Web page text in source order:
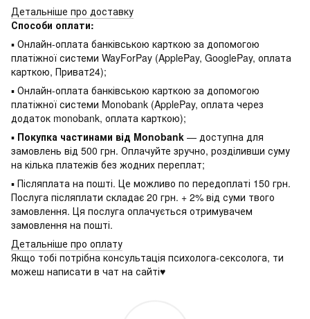
Детальніше про доставку
Способи оплати:
▪ Онлайн-оплата банківською карткою за допомогою
платіжної системи WayForPay (ApplePay, GooglePay, оплата
карткою, Приват24);
▪ Онлайн-оплата банківською карткою за допомогою
платіжної системи Monobank (ApplePay, оплата через
додаток monobank, оплата карткою);
▪ Покупка частинами від Monobank — доступна для
замовлень від 500 грн. Оплачуйте зручно, розділивши суму
на кілька платежів без жодних переплат;
▪ Післяплата на пошті. Це можливо по передоплаті 150 грн.
Послуга післяплати складає 20 грн. + 2% від суми твого
замовлення. Ця послуга оплачується отримувачем
замовлення на пошті.
Детальніше про оплату
Якщо тобі потрібна консультація психолога-сексолога, ти
можеш написати в чат на сайті♥